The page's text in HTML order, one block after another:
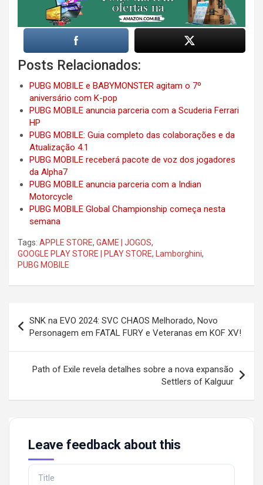
Posts Relacionados:
PUBG MOBILE e BABYMONSTER agitam o 7º
aniversário com K-pop
PUBG MOBILE anuncia parceria com a Scuderia Ferrari
HP
PUBG MOBILE: Guia completo das colaborações e da
Atualização 4.1
PUBG MOBILE receberá pacote de voz dos jogadores
da Alpha7
PUBG MOBILE anuncia parceria com a Indian
Motorcycle
PUBG MOBILE Global Championship começa nesta
semana
Tags: APPLE STORE, GAME | JOGOS,
GOOGLE PLAY STORE | PLAY STORE, Lamborghini,
PUBG MOBILE
navigation
SNK na EVO 2024: SVC CHAOS Melhorado, Novo
Personagem em FATAL FURY e Veteranas em KOF XV!
Path of Exile revela detalhes sobre a nova expansão
Settlers of Kalguur
Leave feedback about this